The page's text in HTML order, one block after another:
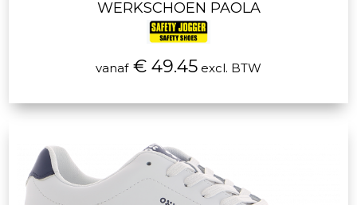
WERKSCHOEN PAOLA
vanaf€ 49.45 excl. BTW